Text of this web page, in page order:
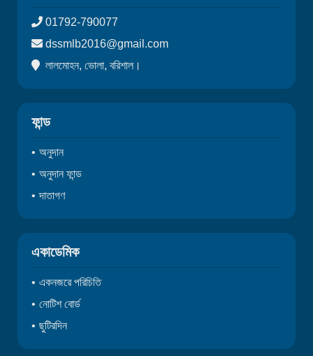
01792-790077
dssmlb2016@gmail.com
লালমোহন, ভোলা, বরিশাল।
ফান্ড
অনুদান
অনুদান ফান্ড
দাতাগণ
একাডেমিক
একনজরে পরিচিতি
নোটিশ বোর্ড
ছুটিরদিন